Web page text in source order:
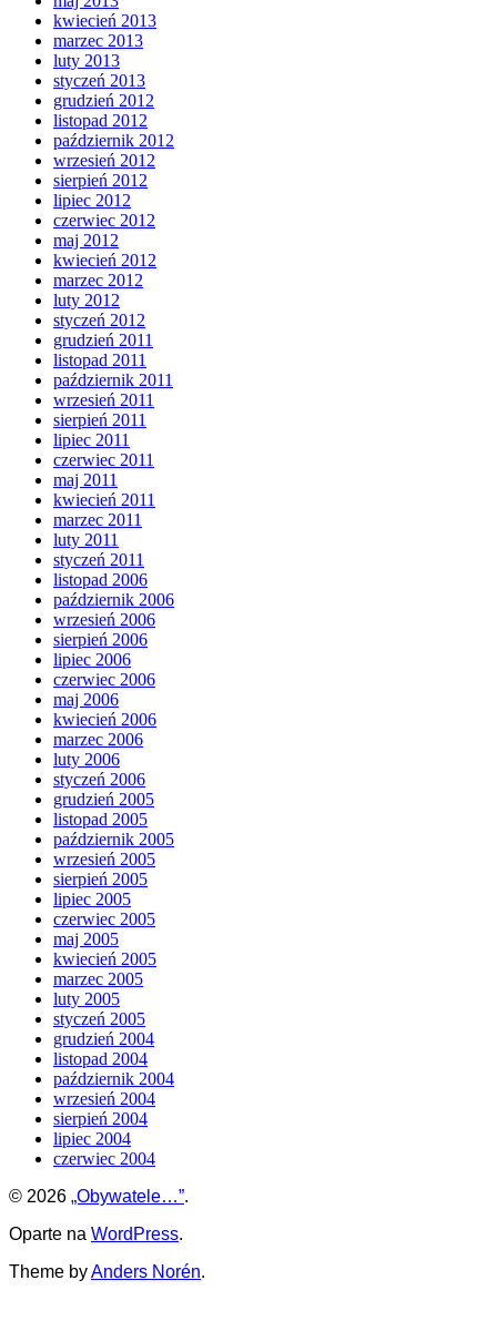
kwiecień 2013
marzec 2013
luty 2013
styczeń 2013
grudzień 2012
listopad 2012
październik 2012
wrzesień 2012
sierpień 2012
lipiec 2012
czerwiec 2012
maj 2012
kwiecień 2012
marzec 2012
luty 2012
styczeń 2012
grudzień 2011
listopad 2011
październik 2011
wrzesień 2011
sierpień 2011
lipiec 2011
czerwiec 2011
maj 2011
kwiecień 2011
marzec 2011
luty 2011
styczeń 2011
listopad 2006
październik 2006
wrzesień 2006
sierpień 2006
lipiec 2006
czerwiec 2006
maj 2006
kwiecień 2006
marzec 2006
luty 2006
styczeń 2006
grudzień 2005
listopad 2005
październik 2005
wrzesień 2005
sierpień 2005
lipiec 2005
czerwiec 2005
maj 2005
kwiecień 2005
marzec 2005
luty 2005
styczeń 2005
grudzień 2004
listopad 2004
październik 2004
wrzesień 2004
sierpień 2004
lipiec 2004
czerwiec 2004
© 2026 „Obywatele…”.
Oparte na WordPress.
Theme byAnders Norén.